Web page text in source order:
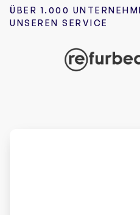
ÜBER 1.000
UNSEREN SERVICE